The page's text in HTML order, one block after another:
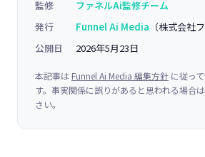
監修
ファネルAi監修チーム
発行
Funnel Ai Media （株式会社
公開日
2026年5月23日
本記事は Funnel Ai Media 編集方針 に従っ
す。事実関係に誤りがあると思われる場合は
さい。